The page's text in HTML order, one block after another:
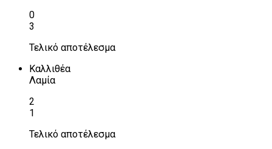
0
3
Τελικό αποτέλεσμα
Καλλιθέα
Λαμία
2
1
Τελικό αποτέλεσμα